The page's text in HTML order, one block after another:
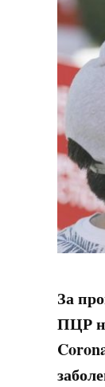
За
ПЦР